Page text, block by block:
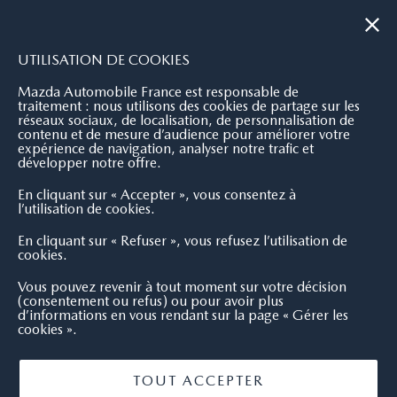
UTILISATION DE COOKIES
Mazda Automobile France est responsable de
traitement : nous utilisons des cookies de partage sur les
réseaux sociaux, de localisation, de personnalisation de
contenu et de mesure d’audience pour améliorer votre
expérience de navigation, analyser notre trafic et
développer notre offre.
En cliquant sur « Accepter », vous consentez à
l’utilisation de cookies.
En cliquant sur « Refuser », vous refusez l’utilisation de
cookies.
Vous pouvez revenir à tout moment sur votre décision
(consentement ou refus) ou pour avoir plus
d’informations en vous rendant sur la page « Gérer les
cookies ».
TOUT ACCEPTER